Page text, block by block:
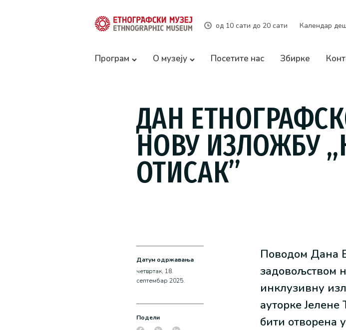
од 10 сати до 20 сати Календар
Програм О музеју Посетите нас Збирке
ДАН
НОВУ ИЗЛОЖБУ
ОТИСАК”
Датум одржавања
четвртак, 18.
септембар 2025.
Подели
Поводом Дана
задовољством
инклузивну
ауторке Јелене
бити отворена